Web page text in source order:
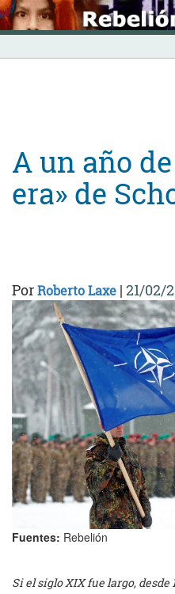
Skip
to
content
INICIO
A un año
era» de
PorRoberto Laxe | 21/02/
Fuentes: Rebelión
Si el siglo XIX fue largo, desde